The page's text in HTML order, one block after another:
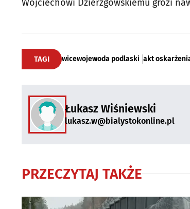
Wojciechowi Dzierzgowskiemu grozi
TAGI wicewojewoda podlaski akt
Łukasz Wiśniewski
lukasz.w@bialystokonline.pl
PRZECZYTAJ TAKŻE